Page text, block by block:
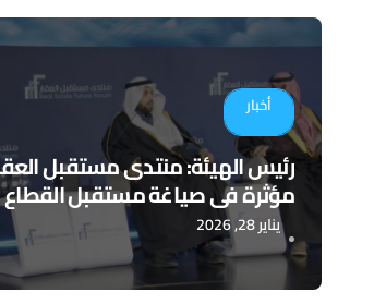
أخبار
رئيس الهيئة: منتدى مستقبل
مؤثرة في صياغة مستقبل القطاع
يناير 28, 2026